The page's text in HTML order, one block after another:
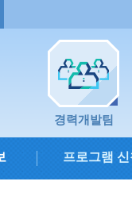
경력개발팀
프로그램